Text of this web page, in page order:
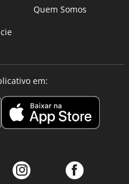
Quem Somos
em: